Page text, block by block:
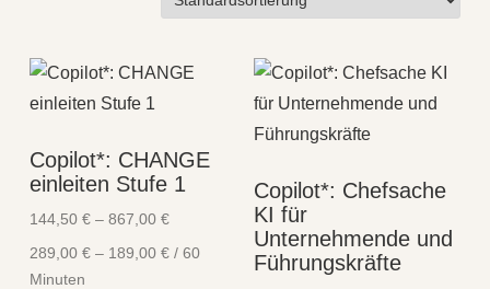
Copilot*: CHANGE
einleiten Stufe 1
144,50 €– 867,00 €
289,00 €– 189,00 €/ 60
Minuten
Copilot*: Chefsache
KI für
Unternehmende und
Führungskräfte